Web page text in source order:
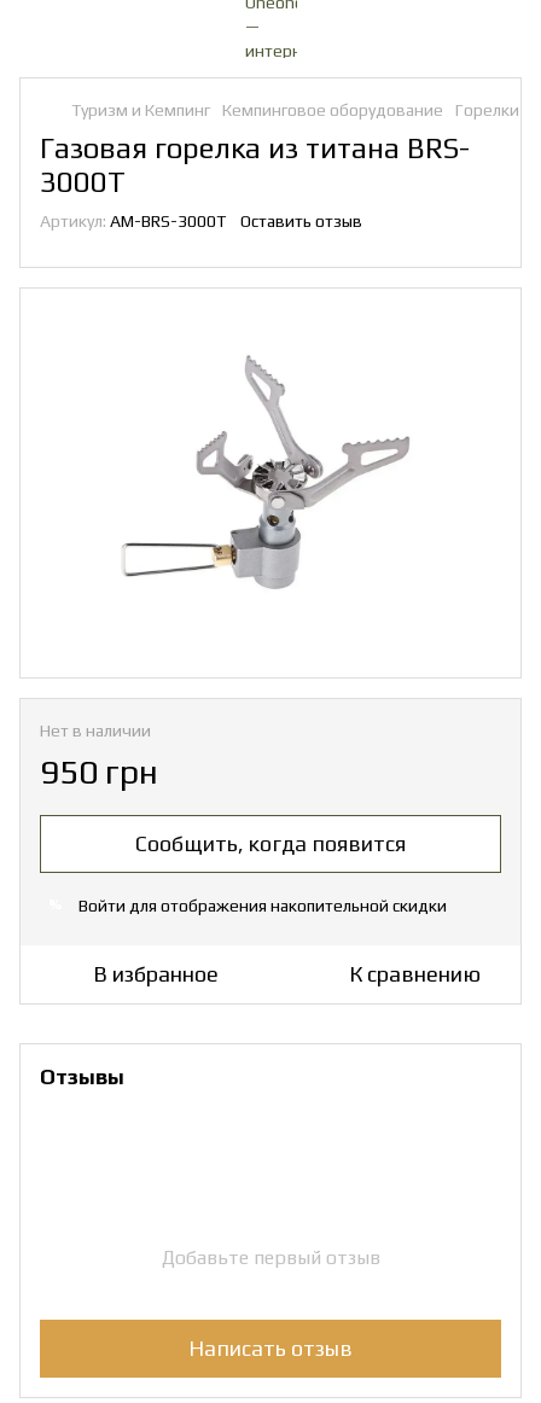
Туризм и Кемпинг Кемпинговое оборудование Горелки
Газовая горелка из титана BRS-
3000T
Артикул: AM-BRS-3000T Оставить отзыв
Нет в наличии
950 грн
Сообщить, когда появится
Войти для отображения накопительной скидки
В избранное К сравнению
Отзывы
Добавьте первый отзыв
Написать отзыв